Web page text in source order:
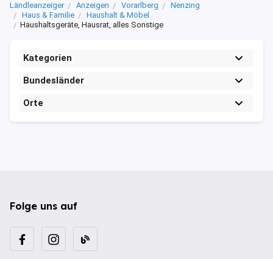
Ländleanzeiger Anzeigen Vorarlberg
Nenzing
Haus & Familie
Haushalt & Möbel
Haushaltsgeräte, Hausrat, alles Sonstige
Kategorien
Bundesländer
Orte
Folge uns auf